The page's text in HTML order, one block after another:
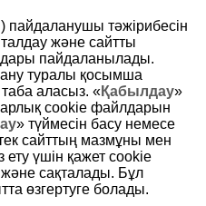
мәнін нысан
автоматты түрде орнатады.
пайдаланушы тәжірибесін
және сайтты
пайдаланылады.
туралы қосымша
таба аласыз. «Қабылдау»
cookie файлдарын
» түймесін басу немесе
сайттың мазмұны мен
үшін қажет cookie
сақталады. Бұл
өзгертуге болады.